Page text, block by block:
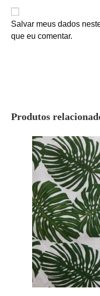
Salvar meus dados
que eu comentar.
Produtos